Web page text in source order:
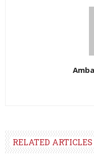
RELATED ARTICLES